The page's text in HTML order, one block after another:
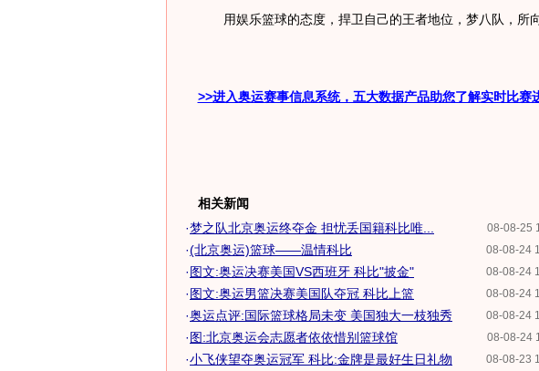
用娱乐篮球的态度，捍卫自己的王者地位，梦八队，所向
>>进入奥运赛事信息系统，五大数据产品助您了解实时比赛
相关新闻
08-08-25
·梦之队北京奥运终夺金 担忧丢国籍科比唯...
08-08-24
·(北京奥运)篮球——温情科比
08-08-24
·图文:奥运决赛美国VS西班牙 科比"披金"
08-08-24
·图文:奥运男篮决赛美国队夺冠 科比上篮
08-08-24
·奥运点评:国际篮球格局未变 美国独大一枝独秀
08-08-24
·图:北京奥运会志愿者依依惜别篮球馆
08-08-23
·小飞侠望夺奥运冠军 科比:金牌是最好生日礼物